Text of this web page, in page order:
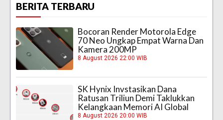
BERITA TERBARU
Bocoran Render Motorola Edge
70 Neo Ungkap Empat Warna Dan
Kamera 200MP
8 August 2026 22:00 WIB
SK Hynix Invstasikan Dana
Ratusan Triliun Demi Taklukkan
Kelangkaan Memori AI Global
8 August 2026 20:00 WIB